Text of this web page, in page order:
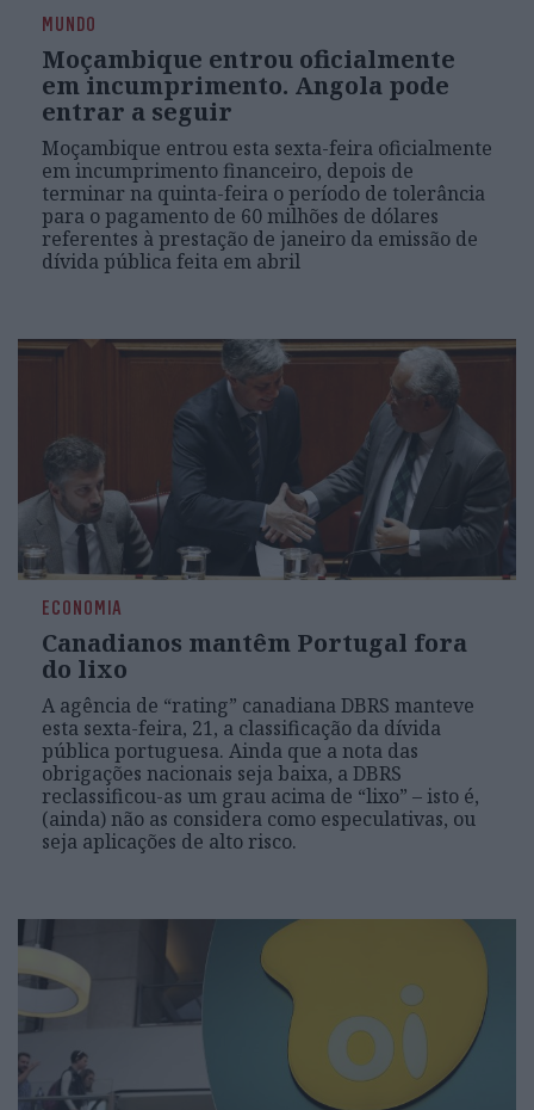
MUNDO
Moçambique entrou oficialmente
em incumprimento. Angola pode
entrar a seguir
Moçambique entrou esta sexta-feira oficialmente
em incumprimento financeiro, depois de
terminar na quinta-feira o período de tolerância
para o pagamento de 60 milhões de dólares
referentes à prestação de janeiro da emissão de
dívida pública feita em abril
ECONOMIA
Canadianos mantêm Portugal fora
do lixo
A agência de “rating” canadiana DBRS manteve
esta sexta-feira, 21, a classificação da dívida
pública portuguesa. Ainda que a nota das
obrigações nacionais seja baixa, a DBRS
reclassificou-as um grau acima de “lixo” – isto é,
(ainda) não as considera como especulativas, ou
seja aplicações de alto risco.